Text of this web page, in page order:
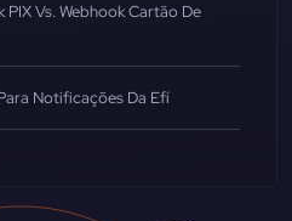
Vs. Webhook Cartão De
Notificações Da Efí